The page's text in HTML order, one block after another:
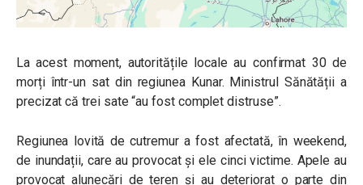
La acest moment, autoritățile locale au confirmat 30 de
morți într-un sat din regiunea Kunar. Ministrul Sănătății a
precizat că trei sate “au fost complet distruse”.
Regiunea lovită de cutremur a fost afectată, în weekend,
de inundații, care au provocat și ele cinci victime. Apele au
provocat alunecări de teren și au deteriorat o parte din